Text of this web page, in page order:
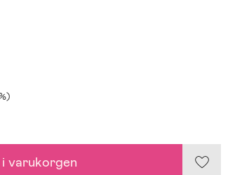
varukorgen